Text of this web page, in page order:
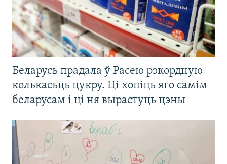
Беларусь прадала ў Расею рэкордную
колькасьць цукру. Ці хопіць яго самім
беларусам і ці ня вырастуць цэны